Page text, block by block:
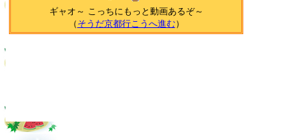
ギャオ～ こっちにもっと動画あるぞ～
（ そうだ京都行こうへ進む）